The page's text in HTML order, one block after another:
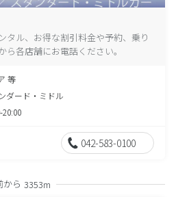
タル、お得な割引料金や予約、乗り
各店舗にお電話ください。
等
ダード・ミドル
20:00
042-583-0100
から 3353m